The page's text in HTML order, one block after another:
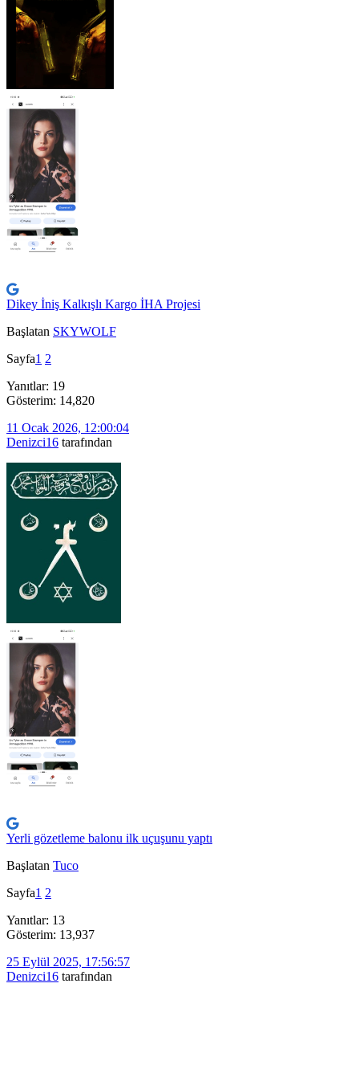
Dikey İniş Kalkışlı Kargo İHA Projesi
Başlatan SKYWOLF
Sayfa1 2
Yanıtlar: 19
Gösterim: 14,820
11 Ocak 2026, 12:00:04
Denizci16 tarafından
Yerli gözetleme balonu ilk uçuşunu yaptı
Başlatan Tuco
Sayfa1 2
Yanıtlar: 13
Gösterim: 13,937
25 Eylül 2025, 17:56:57
Denizci16 tarafından